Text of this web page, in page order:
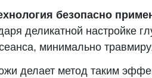
безопасно
деликатной настройке
минимально
делает метод таким